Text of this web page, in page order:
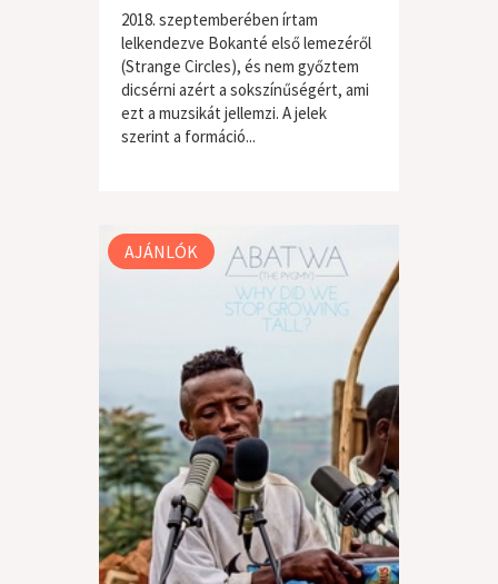
2018. szeptemberében írtam
lelkendezve Bokanté első lemezéről
(Strange Circles), és nem győztem
dicsérni azért a sokszínűségért, ami
ezt a muzsikát jellemzi. A jelek
szerint a formáció...
világzene / folk
AJÁNLÓK